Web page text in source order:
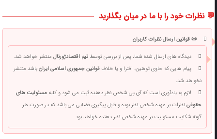
💬 نظرات خود را با ما در میان بگذارید
📜 قوانین ارسال نظرات کاربران
دیدگاه های ارسال شده شما، پس از بررسی توسطتیم اقتصادژورنالمنتشر خواهد شد.
پیام هایی که حاوی توهین، افترا و یا خلافقوانین جمهوری اسلامی ایرانباشد منتشر
نخواهد شد.
لازم به یادآوری است که آی پی شخص نظر دهنده ثبت می شود و کلیهمسئولیت های
حقوقینظرات بر عهده شخص نظر بوده و قابل پیگیری قضایی می باشد که در صورت هر
گونه شکایت مسئولیت بر عهده شخص نظر دهنده خواهد بود.